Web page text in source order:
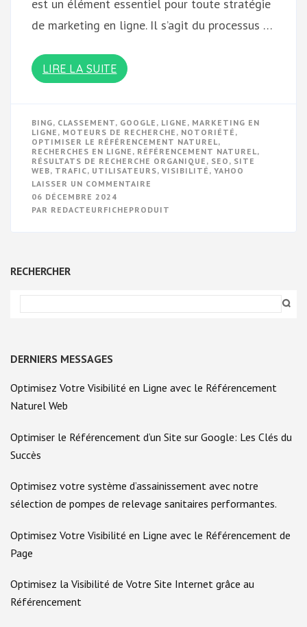
est un élément essentiel pour toute stratégie
de marketing en ligne. Il s’agit du processus …
LIRE LA SUITE
BING, CLASSEMENT, GOOGLE , LIGNE , MARKETING EN
LIGNE , MOTEURS DE RECHERCHE , NOTORIÉTÉ ,
OPTIMISER LE RÉFÉRENCEMENT NATUREL,
RECHERCHES EN LIGNE , RÉFÉRENCEMENT NATUREL,
RÉSULTATS DE RECHERCHE ORGANIQUE , SEO , SITE
WEB, TRAFIC, UTILISATEURS, VISIBILITÉ , YAHOO
LAISSER UN COMMENTAIRE
VISIBILITÉ
06 DÉCEMBRE 2024
PAR REDACTEURFICHEPRODUIT
RECHERCHER
DERNIERS MESSAGES
Optimisez Votre Visibilité en Ligne avec le Référencement
Naturel Web
Optimiser le Référencement d’un Site sur Google: Les Clés du
Succès
Optimisez votre système d’assainissement avec notre
sélection de pompes de relevage sanitaires performantes.
Optimisez Votre Visibilité en Ligne avec le Référencement de
Page
Optimisez la Visibilité de Votre Site Internet grâce au
Référencement